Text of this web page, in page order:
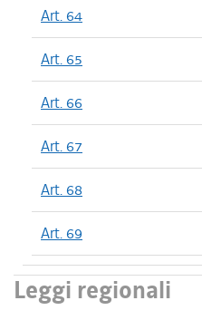
Art. 64
Art. 65
Art. 66
Art. 67
Art. 68
Art. 69
Leggi regionali